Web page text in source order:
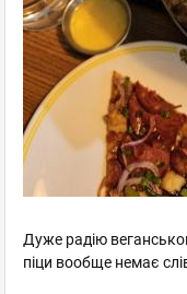
Дуже радію
піци вообще немає